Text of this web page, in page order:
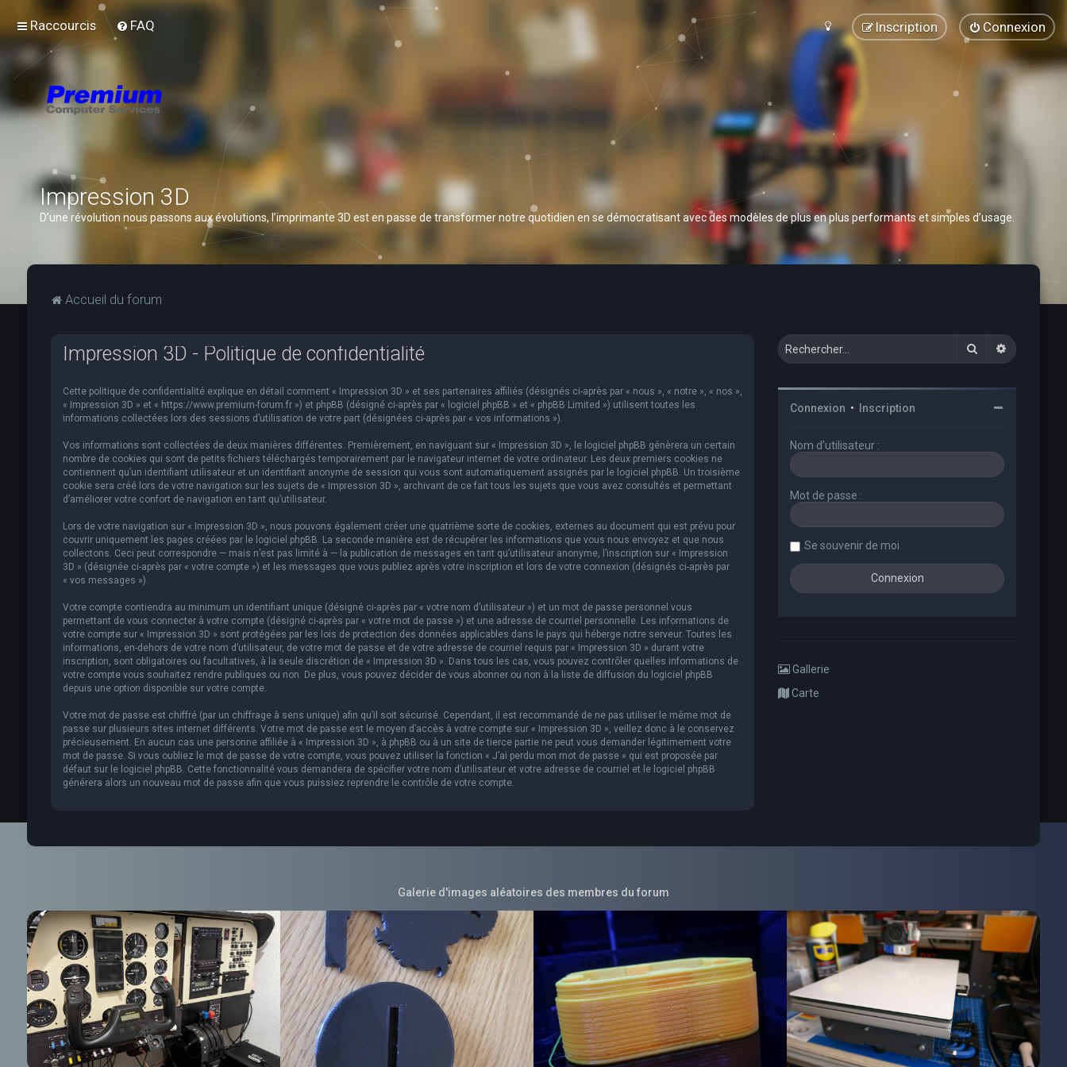
Raccourcis FAQ Connexion
Inscription
Impression 3D
D’une révolution nous passons aux évolutions, l’imprimante 3D est en passe de transformer notre quotidien en se démocratisant avec des modèles de plus en plus performants et simples d’usage.
Accueil du forum
Impression 3D - Politique de confidentialité
Cette politique de confidentialité explique en détail comment « Impression 3D » et ses partenaires affiliés (désignés ci-après par « nous », « notre », « nos »,
« Impression 3D » et « https://www.premium-forum.fr ») et phpBB (désigné ci-après par « logiciel phpBB » et « phpBB Limited ») utilisent toutes les
informations collectées lors des sessions d’utilisation de votre part (désignées ci-après par « vos informations »).
Vos informations sont collectées de deux manières différentes. Premièrement, en naviguant sur « Impression 3D », le logiciel phpBB génèrera un certain
nombre de cookies qui sont de petits fichiers téléchargés temporairement par le navigateur internet de votre ordinateur. Les deux premiers cookies ne
contiennent qu’un identifiant utilisateur et un identifiant anonyme de session qui vous sont automatiquement assignés par le logiciel phpBB. Un troisième
cookie sera créé lors de votre navigation sur les sujets de « Impression 3D », archivant de ce fait tous les sujets que vous avez consultés et permettant
d’améliorer votre confort de navigation en tant qu’utilisateur.
Lors de votre navigation sur « Impression 3D », nous pouvons également créer une quatrième sorte de cookies, externes au document qui est prévu pour
couvrir uniquement les pages créées par le logiciel phpBB. La seconde manière est de récupérer les informations que vous nous envoyez et que nous
collectons. Ceci peut correspondre — mais n’est pas limité à — la publication de messages en tant qu’utilisateur anonyme, l’inscription sur « Impression
3D » (désignée ci-après par « votre compte ») et les messages que vous publiez après votre inscription et lors de votre connexion (désignés ci-après par
« vos messages »).
Votre compte contiendra au minimum un identifiant unique (désigné ci-après par « votre nom d’utilisateur ») et un mot de passe personnel vous
permettant de vous connecter à votre compte (désigné ci-après par « votre mot de passe ») et une adresse de courriel personnelle. Les informations de
votre compte sur « Impression 3D » sont protégées par les lois de protection des données applicables dans le pays qui héberge notre serveur. Toutes les
informations, en-dehors de votre nom d’utilisateur, de votre mot de passe et de votre adresse de courriel requis par « Impression 3D » durant votre
inscription, sont obligatoires ou facultatives, à la seule discrétion de « Impression 3D ». Dans tous les cas, vous pouvez contrôler quelles informations de
votre compte vous souhaitez rendre publiques ou non. De plus, vous pouvez décider de vous abonner ou non à la liste de diffusion du logiciel phpBB
depuis une option disponible sur votre compte.
Votre mot de passe est chiffré (par un chiffrage à sens unique) afin qu’il soit sécurisé. Cependant, il est recommandé de ne pas utiliser le même mot de
passe sur plusieurs sites internet différents. Votre mot de passe est le moyen d’accès à votre compte sur « Impression 3D », veillez donc à le conservez
précieusement. En aucun cas une personne affiliée à « Impression 3D », à phpBB ou à un site de tierce partie ne peut vous demander légitimement votre
mot de passe. Si vous oubliez le mot de passe de votre compte, vous pouvez utiliser la fonction « J’ai perdu mon mot de passe » qui est proposée par
défaut sur le logiciel phpBB. Cette fonctionnalité vous demandera de spécifier votre nom d’utilisateur et votre adresse de courriel et le logiciel phpBB
générera alors un nouveau mot de passe afin que vous puissiez reprendre le contrôle de votre compte.
Rechercher
Connexion • Inscription
Nom d’utilisateur :
Mot de passe :
Se souvenir de moi
Gallerie
Carte
Galerie d'images aléatoires des membres du forum